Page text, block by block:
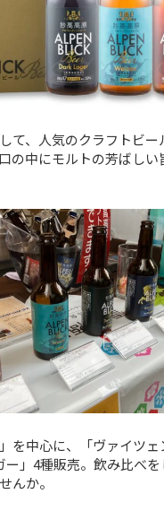
て、人気のクラフトビ
の中にモルトの芳ばしい
を中心に、「ヴァイツ
ー」4種販売。飲み比べ
んか。